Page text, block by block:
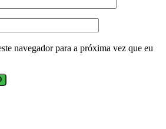
navegador para a próxima vez que eu